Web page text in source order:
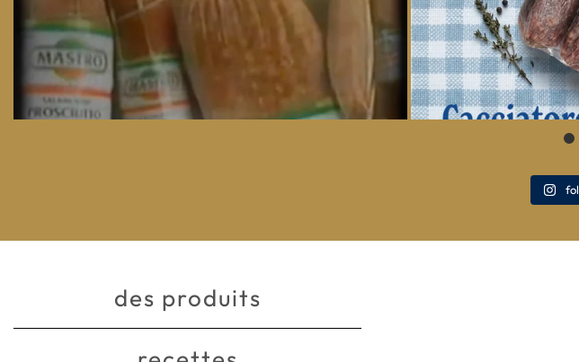
des produits